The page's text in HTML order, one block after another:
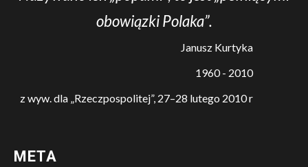
obowiązki Polaka”.
Janusz Kurtyka
1960 - 2010
z wyw. dla „Rzeczpospolitej”, 27–28 lutego 2010 r
META